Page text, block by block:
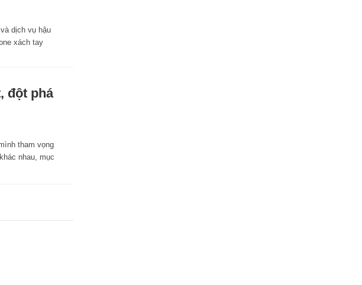
dịch vụ hậu
xách tay
đột phá
tham vọng
nhau, mục